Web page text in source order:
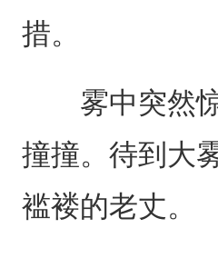
措。
雾中突然惊
撞撞。待到大
褴褛的老丈。